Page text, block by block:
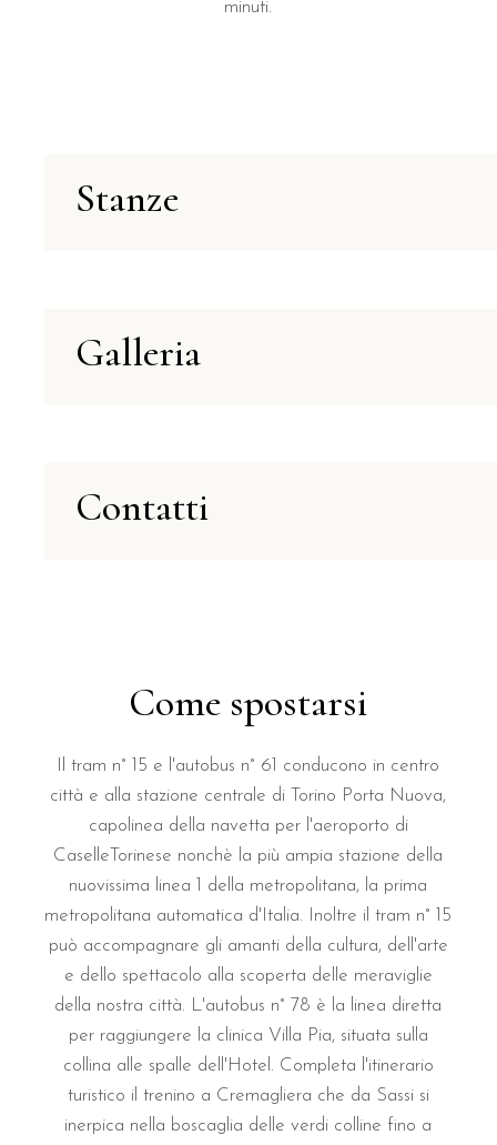
minuti.
Stanze
Galleria
Contatti
Come spostarsi
Il tram n° 15 e l'autobus n° 61 conducono in centro
città e alla stazione centrale di Torino Porta Nuova,
capolinea della navetta per l'aeroporto di
CaselleTorinese nonchè la più ampia stazione della
nuovissima linea 1 della metropolitana, la prima
metropolitana automatica d'Italia. Inoltre il tram n° 15
può accompagnare gli amanti della cultura, dell'arte
e dello spettacolo alla scoperta delle meraviglie
della nostra città. L'autobus n° 78 è la linea diretta
per raggiungere la clinica Villa Pia, situata sulla
collina alle spalle dell'Hotel. Completa l'itinerario
turistico il trenino a Cremagliera che da Sassi si
inerpica nella boscaglia delle verdi colline fino a